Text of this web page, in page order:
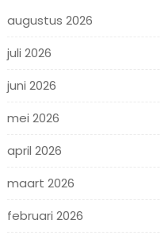
augustus 2026
juli 2026
juni 2026
mei 2026
april 2026
maart 2026
februari 2026